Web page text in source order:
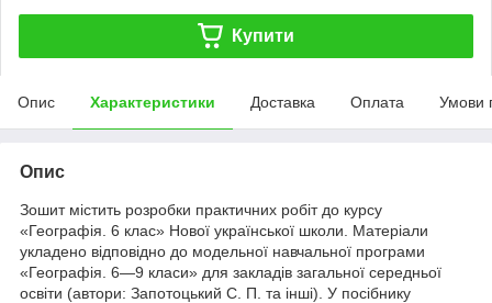
Купити
Опис Характеристики Доставка Оплата Умови
Опис
Зошит містить розробки практичних робіт до курсу
«Географія. 6 клас» Нової української школи. Матеріали
укладено відповідно до модельної навчальної програми
«Географія. 6—9 класи» для закладів загальної середньої
освіти (автори: Запотоцький С. П. та інші). У посібнику